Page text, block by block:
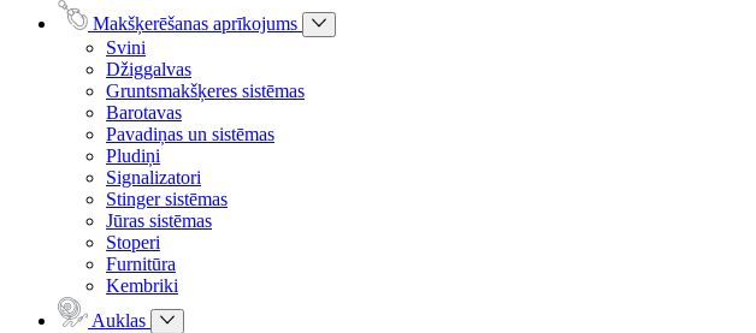
Makšķerēšanas aprīkojums
Svini
Džiggalvas
Gruntsmakšķeres sistēmas
Barotavas
Pavadiņas un sistēmas
Pludiņi
Signalizatori
Stinger sistēmas
Jūras sistēmas
Stoperi
Furnitūra
Kembriki
Auklas